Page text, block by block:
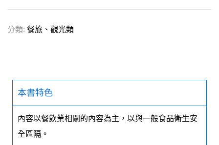
分類: 餐旅、觀光類
本書特色
內容以餐飲業相關的內容為主，以與一般食品衛生安
全區隔。